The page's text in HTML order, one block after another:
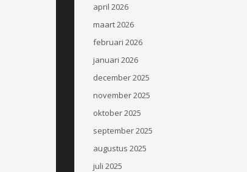
april 2026
maart 2026
februari 2026
januari 2026
december 2025
november 2025
oktober 2025
september 2025
augustus 2025
juli 2025